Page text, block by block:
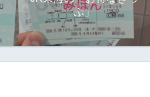
ぷ」